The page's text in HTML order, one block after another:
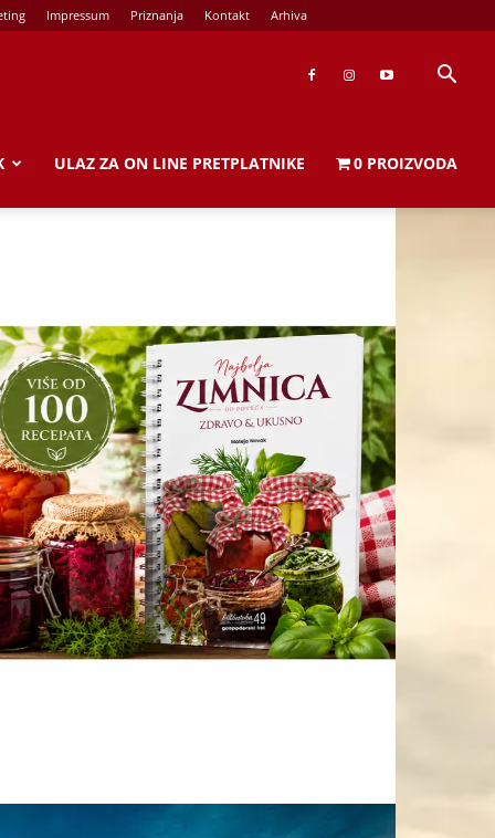
Impressum Priznanja Kontakt Arhiva
ULAZ ZA ON LINE PRETPLATNIKE 0 PROIZVODA